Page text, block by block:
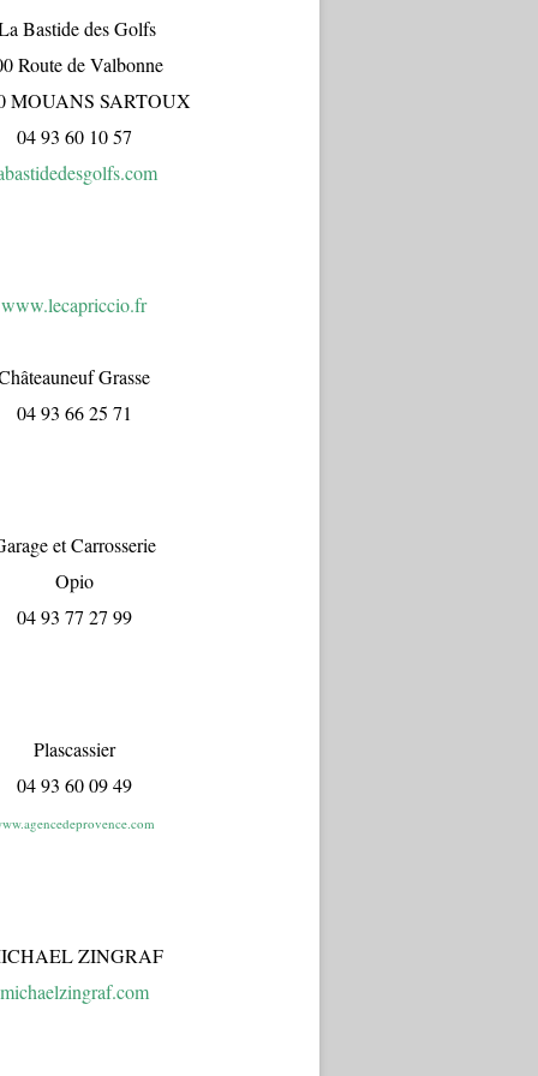
Bastide des Golfs
Route de Valbonne
MOUANS SARTOUX
04 93 60 10 57
www.lecapriccio.fr
Grasse
04 93 66 25 71
et Carrosserie
Opio
04 93 77 27 99
Plascassier
04 93 60 09 49
ZINGRAF
michaelzingraf.com